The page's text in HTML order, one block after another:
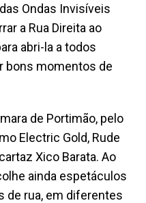
Ondas Invisíveis
a Rua Direita ao
abri-la a todos
bons momentos de
de Portimão, pelo
Electric Gold, Rude
Xico Barata. Ao
ainda espetáculos
de rua, em diferentes